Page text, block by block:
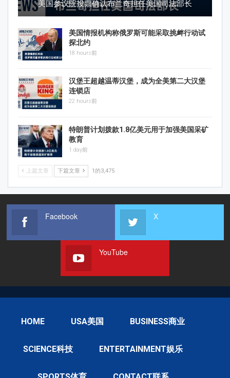
美国参议院投票确认布兰奇担任美国司法部长
美国情报机构称俄罗斯可能采取挑衅行动试
探北约
18 hours前
汉堡王超越温蒂汉堡，成为全美第二大汉堡
连锁店
22 hours前
特朗普计划拨款1.8亿美元用于加强美国采矿
教育
1 day前
上篇文章 下篇文章 1的3,475
Facebook X
YouTube
HOME USA美国 BUSINESS商业
SCIENCE科技 ENTERTAINMENT娱乐